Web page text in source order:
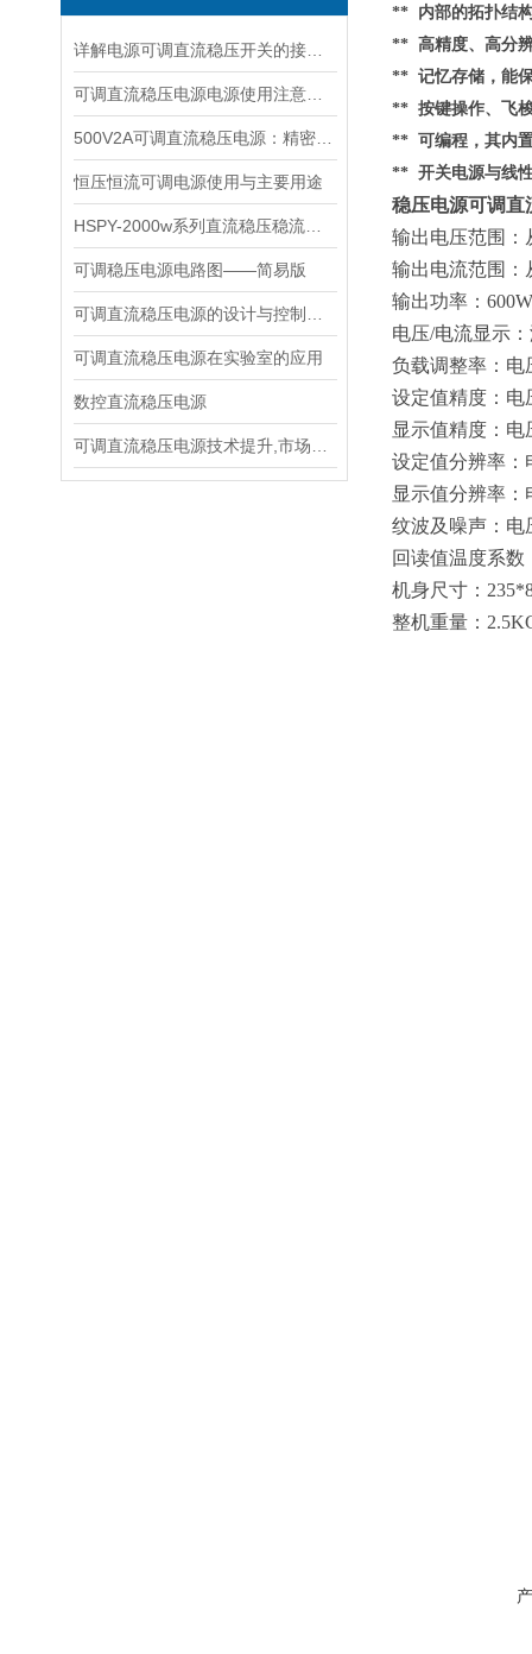
恒压恒流可调电源使用与主要用途
可调稳压电源电路图——简易版
可调直流稳压电源在实验室的应用
数控直流稳压电源
** 内部的拓扑结
** 高精度、高分
** 记忆存储，能
** 按键操作、飞
** 可编程，其内
** 开关电源与线
稳压电源可调
输出电压范围：
输出电流范围：
输出功率： 600W
电压/电流显示
负载调整率：电
设定值精度：电
显示值精度：电
设定值分辨率：
显示值分辨率：
纹波及噪声：电
回读值温度系数
机身尺寸：
整机重量：